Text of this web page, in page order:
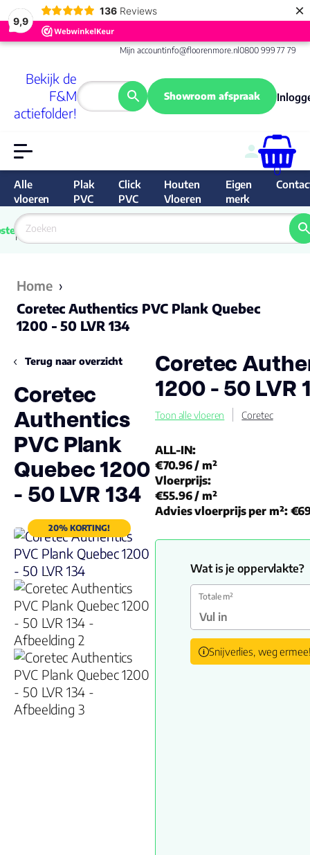
9,9
136 Reviews ×
Mijn accountinfo@floorenmore.nl0800 999 77 79
Bekijk de
F&M
actiefolder!
Showroom afspraak
0
Alle
vloeren
Plak
PVC
Click
PVC
Houten
Vloeren
Eigen
merk
van
Nederland
9.6/10
Home ›
Coretec Authentics PVC Plank Quebec
1200 - 50 LVR 134
Terug naar overzicht
Coretec
Authentics
PVC Plank
Quebec 1200
- 50 LVR 134
20% KORTING!
Coretec
1200 - 50 LVR
Toon alle vloeren Coretec
ALL-IN:
€70.96/ m²
Vloerprijs:
€55.96/ m²
Advies vloerprijs per m²:
Wat is je oppervlakte?
Totale m²
Snijverlies, weg